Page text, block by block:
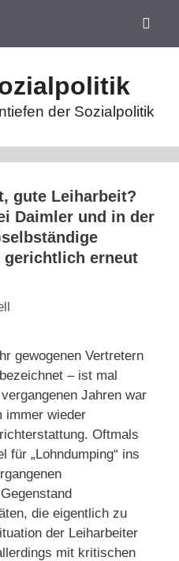
der Sozialpolitik
gute Leiharbeit?
Daimler und in der
gerichtlich erneut
gewogenen Vertretern
– ist mal
Jahren war
immer wieder
Oftmals
für „Lohndumping“ ins
die eigentlich zu
der Leiharbeiter
mit kritischen